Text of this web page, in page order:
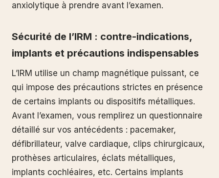
anxiolytique à prendre avant l’examen.
Sécurité de l’IRM : contre-indications,
implants et précautions indispensables
L’IRM utilise un champ magnétique puissant, ce
qui impose des précautions strictes en présence
de certains implants ou dispositifs métalliques.
Avant l’examen, vous remplirez un questionnaire
détaillé sur vos antécédents : pacemaker,
défibrillateur, valve cardiaque, clips chirurgicaux,
prothèses articulaires, éclats métalliques,
implants cochléaires, etc. Certains implants